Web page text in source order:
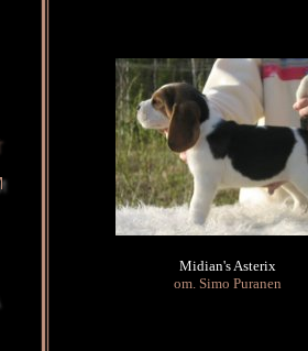
Midian's Asterix
om. Simo Puranen